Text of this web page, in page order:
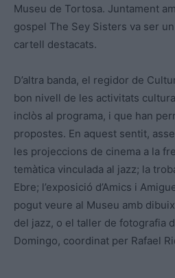
Museu de Tortosa. Juntament
gospel The Sey Sisters va ser
cartell destacats.
D’altra banda, el regidor de
bon nivell de les activitats
inclòs al programa, i que han
propostes. En aquest sentit,
les projeccions de cinema a la
temàtica vinculada al jazz; la
Ebre; l’exposició d’Amics i
pogut veure al Museu amb
del jazz, o el taller de fotografia
Domingo, coordinat per Rafael